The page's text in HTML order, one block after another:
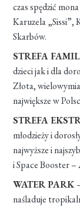
czas spędzić
Karuzela „Sissi”,
Skarbów.
STREFA
dzieci jak i dla
Złota,
największe w
STREFA
młodzieży i
najwyższe i
i Space Booster
WATER PARK
naśladuje